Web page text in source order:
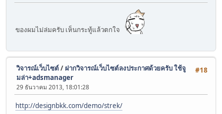
ของผมไม่ล่มครับ เห็นกระทู้แล้วตกใจ
#18
วิจารณ์เว็บไซต์/ ฝากวิจารณ์เว็บไซต์ลงประกาศด้วยครับ ใช้จู
มล่า+adsmanager
29 ธันวาคม 2013, 18:01:28
http://designbkk.com/demo/strek/